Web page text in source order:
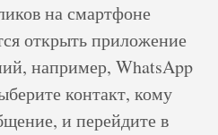
на смартфоне
открыть приложение
например, WhatsApp
контакт, кому
и перейдите в